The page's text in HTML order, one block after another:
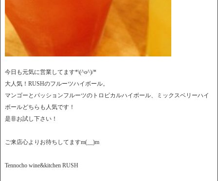
今日も元気に営業してます*\(^o^)/*
大人気！RUSHのフルーツハイボール。
マンゴーとパッションフルーツのトロピカルハイボール、ミックスベリーハイ
ボールどちらも人気です！
是非お試し下さい！
ご来店心よりお待ちしてますm(__)m
Tennocho wine&kitchen RUSH